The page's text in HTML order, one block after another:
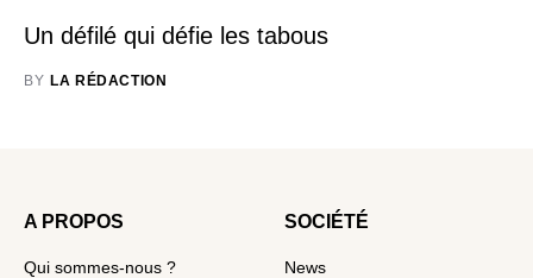
Un défilé qui défie les tabous
BY LA RÉDACTION
A PROPOS
Qui sommes-nous ?
SOCIÉTÉ
News